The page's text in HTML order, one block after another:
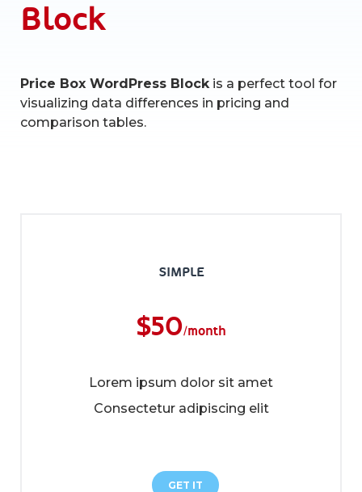
Block
Price Box WordPress Blockis a perfect tool for
visualizing data differences in pricing and
comparison tables.
SIMPLE
$50/month
Lorem ipsum dolor sit amet
Consectetur adipiscing elit
GET IT